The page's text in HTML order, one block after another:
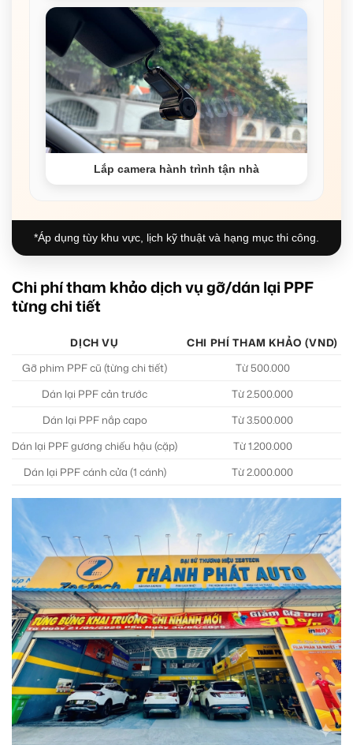
Lắp camera hành trình tận nhà
*Áp dụng tùy khu vực, lịch kỹ thuật và hạng mục thi công.
Chi phí tham khảo dịch vụ gỡ/dán lại PPF
từng chi tiết
DỊCH VỤ
CHI PHÍ THAM KHẢO (VND)
Gỡ phim PPF cũ (từng chi tiết)
Từ 500.000
Dán lại PPF cản trước
Từ 2.500.000
Dán lại PPF nắp capo
Từ 3.500.000
Dán lại PPF gương chiếu hậu (cặp)
Từ 1.200.000
Dán lại PPF cánh cửa (1 cánh)
Từ 2.000.000